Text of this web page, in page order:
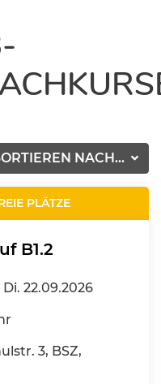
NACH...
PLÄTZE
B1.2
Di. 22.09.2026
3, BSZ,